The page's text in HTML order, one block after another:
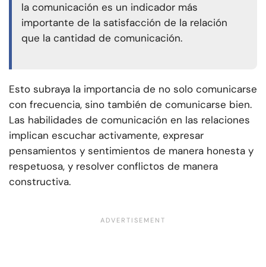
la comunicación es un indicador más
importante de la satisfacción de la relación
que la cantidad de comunicación.
Esto subraya la importancia de no solo comunicarse
con frecuencia, sino también de comunicarse bien.
Las habilidades de comunicación en las relaciones
implican escuchar activamente, expresar
pensamientos y sentimientos de manera honesta y
respetuosa, y resolver conflictos de manera
constructiva.